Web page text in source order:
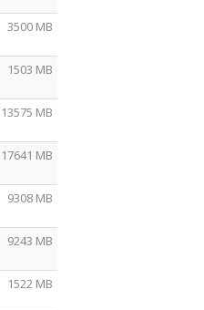
3500 MB
1503 MB
13575 MB
17641 MB
9308 MB
9243 MB
1522 MB